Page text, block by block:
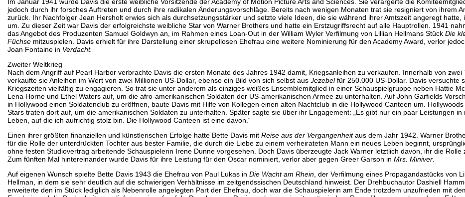
jedoch durch ihr forsches Auftreten und durch ihre radikalen Änderungsvorschläge. Bereits nach wenigen Monaten trat sie resigniert von ihrem
zurück. Ihr Nachfolger Jean Hersholt erwies sich als durchsetzungsstärker und setzte viele Ideen, die sie während ihrer Amtszeit angeregt hatte,
um. Zu dieser Zeit war Davis der erfolgreichste weibliche Star von Warner Brothers und hatte ein Erstzugriffsrecht auf alle Hauptrollen. 1941
das Angebot des Produzenten Samuel Goldwyn an, im Rahmen eines Loan-Out in der William Wyler Verfilmung von Lillian Hellmans Stück Die
Füchse mitzuspielen. Davis erhielt für ihre Darstellung einer skrupellosen Ehefrau eine weitere Nominierung für den Academy Award, verlor
Joan Fontaine in Verdacht.
Zweiter Weltkrieg
Nach dem Angriff auf Pearl Harbor verbrachte Davis die ersten Monate des Jahres 1942 damit, Kriegsanleihen zu verkaufen. Innerhalb von zwei
verkaufte sie Anleihen im Wert von zwei Millionen US-Dollar, ebenso ein Bild von sich selbst aus Jezebelfür 250.000 US-Dollar. Davis versuchte
Kriegszeiten vielfältig zu engagieren. So trat sie unter anderem als einziges weißes Ensemblemitglied in einer Schauspielgruppe neben Hattie
Lena Horne und Ethel Waters auf, um die afro-amerikanischen Soldaten der US-amerikanischen Armee zu unterhalten. Auf John Garfields
in Hollywood einen Soldatenclub zu eröffnen, baute Davis mit Hilfe von Kollegen einen alten Nachtclub in die Hollywood Canteen um.
Stars traten dort auf, um die amerikanischen Soldaten zu unterhalten. Später sagte sie über ihr Engagement: „Es gibt nur ein paar Leistungen in
Leben, auf die ich aufrichtig stolz bin. Die Hollywood Canteen ist eine davon.“
Einen ihrer größten finanziellen und künstlerischen Erfolge hatte Bette Davis mit Reise aus der Vergangenheitaus dem Jahr 1942. Warner
für die Rolle der unterdrückten Tochter aus bester Familie, die durch die Liebe zu einem verheirateten Mann ein neues Leben beginnt,
ohne festen Studiovertrag arbeitende Schauspielerin Irene Dunne vorgesehen. Doch Davis überzeugte Jack Warner letztlich davon, ihr die Rolle
Zum fünften Mal hintereinander wurde Davis für ihre Leistung für den Oscar nominiert, verlor aber gegen Greer Garson in Mrs. Miniver
Auf eigenen Wunsch spielte Bette Davis 1943 die Ehefrau von Paul Lukas in Die Wacht am Rhein , der Verfilmung eines Propagandastücks von
Hellman, in dem sie sehr deutlich auf die schwierigen Verhältnisse im zeitgenössischen Deutschland hinweist. Der Drehbuchautor Dashiell
erweiterte den im Stück lediglich als Nebenrolle angelegten Part der Ehefrau, doch war die Schauspielerin am Ende trotzdem unzufrieden mit